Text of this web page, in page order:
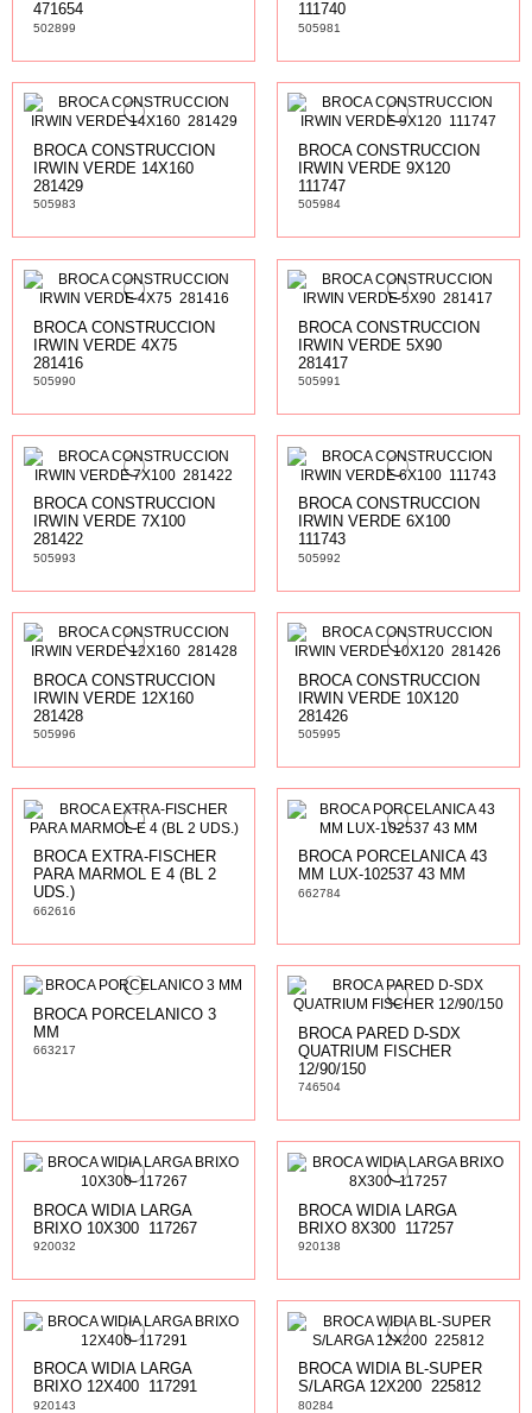
471654
502899
111740
505981
BROCA CONSTRUCCION
IRWIN VERDE 14X160 
281429
505983
BROCA CONSTRUCCION
IRWIN VERDE 9X120 
111747
505984
BROCA CONSTRUCCION
IRWIN VERDE 4X75 
281416
505990
BROCA CONSTRUCCION
IRWIN VERDE 5X90 
281417
505991
BROCA CONSTRUCCION
IRWIN VERDE 7X100 
281422
505993
BROCA CONSTRUCCION
IRWIN VERDE 6X100 
111743
505992
BROCA CONSTRUCCION
IRWIN VERDE 12X160 
281428
505996
BROCA CONSTRUCCION
IRWIN VERDE 10X120 
281426
505995
BROCA EXTRA-FISCHER
PARA MARMOL E 4 (BL 2
UDS.)
662616
BROCA PORCELANICA 43
MM LUX-102537 43 MM
662784
BROCA PORCELANICO 3
MM
663217
BROCA PARED D-SDX
QUATRIUM FISCHER
12/90/150
746504
BROCA WIDIA LARGA
BRIXO 10X300  117267
920032
BROCA WIDIA LARGA
BRIXO 8X300  117257
920138
BROCA WIDIA LARGA
BRIXO 12X400  117291
920143
BROCA WIDIA BL-SUPER
S/LARGA 12X200  225812
80284